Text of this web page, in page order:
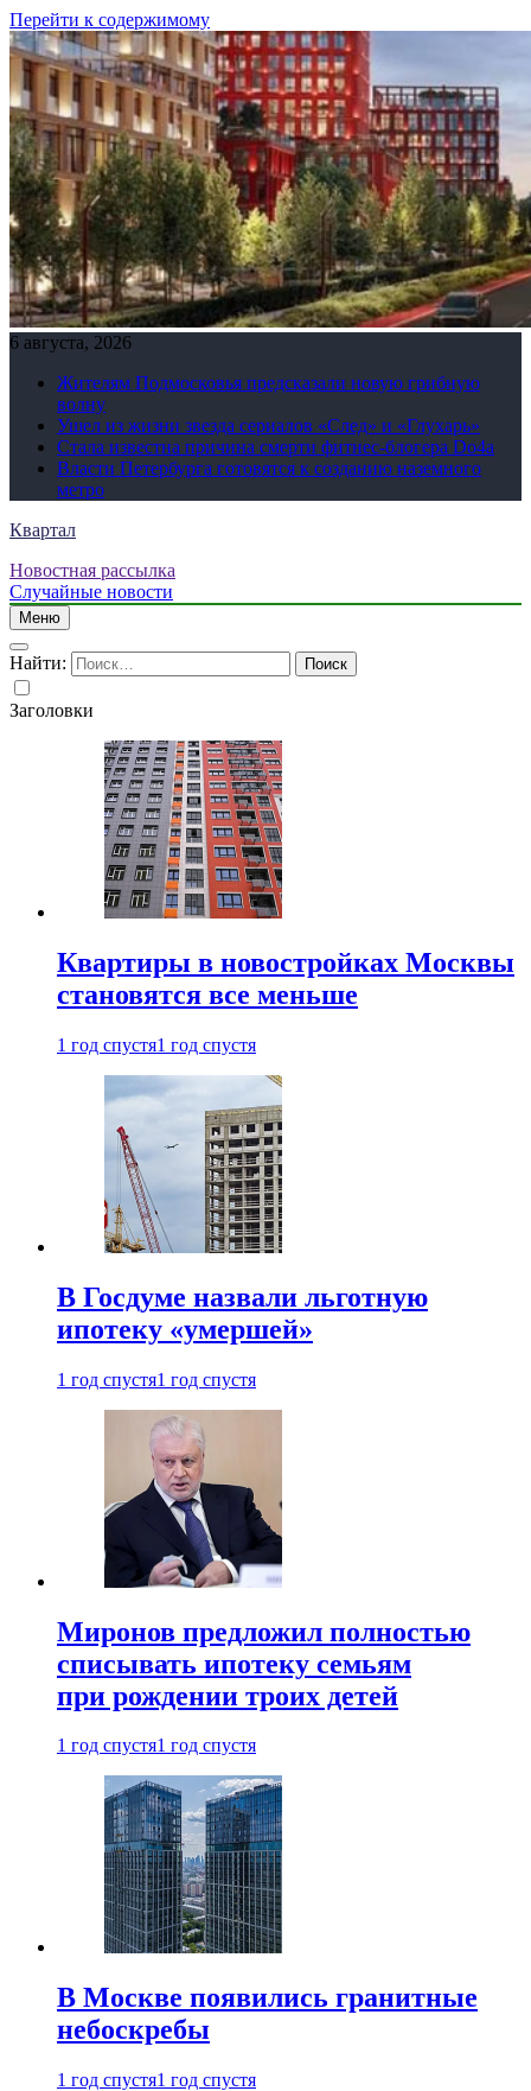
Перейти к содержимому
6 августа, 2026
Жителям Подмосковья предсказали новую грибную
волну
Ушел из жизни звезда сериалов «След» и «Глухарь»
Стала известна причина смерти фитнес-блогера Do4а
Власти Петербурга готовятся к созданию наземного
метро
Квартал
Новостная рассылка
Случайные новости
Меню
Найти:
Заголовки
Квартиры в новостройках Москвы
становятся все меньше
1 год спустя1 год спустя
В Госдуме назвали льготную
ипотеку «умершей»
1 год спустя1 год спустя
Миронов предложил полностью
списывать ипотеку семьям
при рождении троих детей
1 год спустя1 год спустя
В Москве появились гранитные
небоскребы
1 год спустя1 год спустя